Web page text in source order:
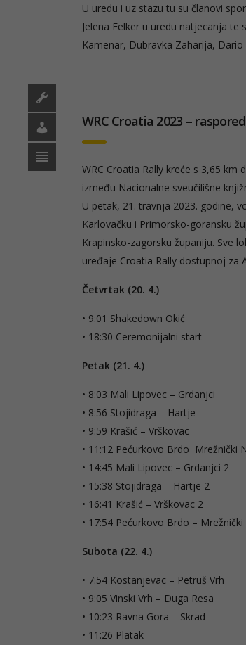
U uredu i uz stazu tu su članovi
Jelena Felker u uredu natjecanja
Kamenar, Dubravka Zaharija,
WRC Croatia 2023 –
WRC Croatia Rally kreće s 3,65
između Nacionalne sveučilišne
U petak, 21. travnja 2023. godine,
Karlovačku i Primorsko-goransku
Krapinsko-zagorsku županiju. Sve
uređaje Croatia Rally dostupnoj za
Četvrtak (20. 4.)
• 9:01 Shakedown Okić
• 18:30 Ceremonijalni start
Petak (21. 4.)
• 8:03 Mali Lipovec – Grdanjci
• 8:56 Stojidraga – Hartje
• 9:59 Krašić – Vrškovac
• 11:12 Pećurkovo Brdo Mrežnički
• 14:45 Mali Lipovec – Grdanjci 2
• 15:38 Stojidraga – Hartje 2
• 16:41 Krašić – Vrškovac 2
• 17:54 Pećurkovo Brdo –
Subota (22. 4.)
• 7:54 Kostanjevac – Petruš Vrh
• 9:05 Vinski Vrh – Duga Resa
• 10:23 Ravna Gora – Skrad
• 11:26 Platak